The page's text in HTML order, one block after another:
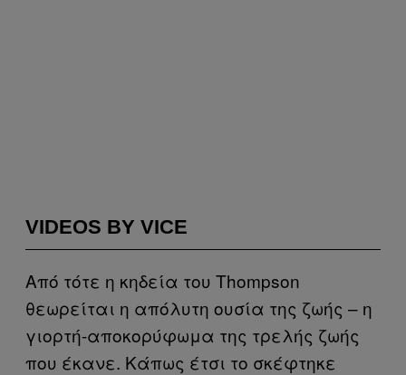
VIDEOS BY VICE
Από τότε η κηδεία του Thompson
θεωρείται η απόλυτη ουσία της ζωής – η
γιορτή-αποκορύφωμα της τρελής ζωής
που έκανε. Κάπως έτσι το σκέφτηκε